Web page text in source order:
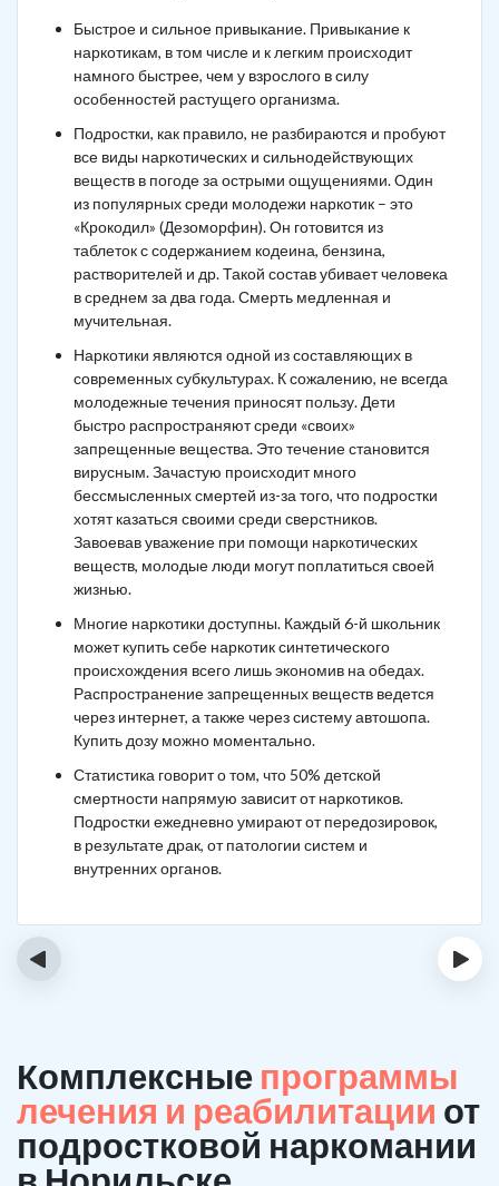
Быстрое и сильное привыкание. Привыкание к
наркотикам, в том числе и к легким происходит
намного быстрее, чем у взрослого в силу
особенностей растущего организма.
Подростки, как правило, не разбираются и пробуют
все виды наркотических и сильнодействующих
веществ в погоде за острыми ощущениями. Один
из популярных среди молодежи наркотик – это
«Крокодил» (Дезоморфин). Он готовится из
таблеток с содержанием кодеина, бензина,
растворителей и др. Такой состав убивает человека
в среднем за два года. Смерть медленная и
мучительная.
Наркотики являются одной из составляющих в
современных субкультурах. К сожалению, не всегда
молодежные течения приносят пользу. Дети
быстро распространяют среди «своих»
запрещенные вещества. Это течение становится
вирусным. Зачастую происходит много
бессмысленных смертей из-за того, что подростки
хотят казаться своими среди сверстников.
Завоевав уважение при помощи наркотических
веществ, молодые люди могут поплатиться своей
жизнью.
Многие наркотики доступны. Каждый 6-й школьник
может купить себе наркотик синтетического
происхождения всего лишь экономив на обедах.
Распространение запрещенных веществ ведется
через интернет, а также через систему автошопа.
Купить дозу можно моментально.
Статистика говорит о том, что 50% детской
смертности напрямую зависит от наркотиков.
Подростки ежедневно умирают от передозировок,
в результате драк, от патологии систем и
внутренних органов.
‹ ›
Комплексные программы
лечения и реабилитации от
подростковой наркомании